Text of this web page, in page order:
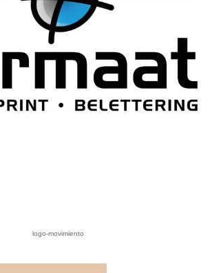
logo-movimiento